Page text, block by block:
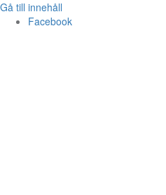
Gå till innehåll
Facebook